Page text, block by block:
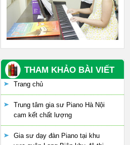
THAM KHẢO BÀI VIẾT
Trang chủ
Trung tâm gia sư Piano Hà Nội
cam kết chất lượng
Gia sư dạy đàn Piano tại khu